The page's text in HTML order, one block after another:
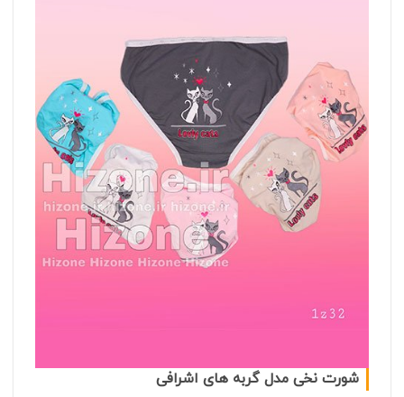
شورت نخی مدل گربه های اشرافی